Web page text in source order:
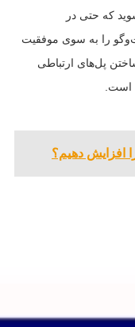
که حتی در
را به سوی موفقیت
پل‌های ارتباطی
است.
افزایش دهیم؟